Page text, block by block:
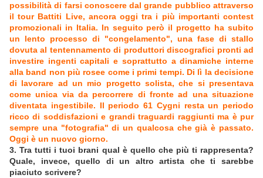
possibilità di farsi conoscere dal grande pubblico attraverso
il tour Battiti Live, ancora oggi tra i più importanti contest
promozionali in Italia. In seguito però il progetto ha subito
un lento processo di "congelamento", una fase di stallo
dovuta al tentennamento di produttori discografici pronti ad
investire ingenti capitali e soprattutto a dinamiche interne
alla band non più rosee come i primi tempi. Di lì la decisione
di lavorare ad un mio progetto solista, che si presentava
come unica via da percorrere di fronte ad una situazione
diventata ingestibile. Il periodo 61 Cygni resta un periodo
ricco di soddisfazioni e grandi traguardi raggiunti ma è pur
sempre una "fotografia" di un qualcosa che già è passato.
Oggi è un nuovo giorno.
3. Tra tutti i tuoi brani qual è quello che più ti rappresenta?
Quale, invece, quello di un altro artista che ti sarebbe
piaciuto scrivere?